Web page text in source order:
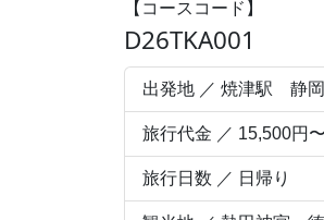
【コースコード】
D26TKA001
出発地 ／ 焼津駅 静
旅行代金 ／ 15,500円
旅行日数 ／ 日帰り